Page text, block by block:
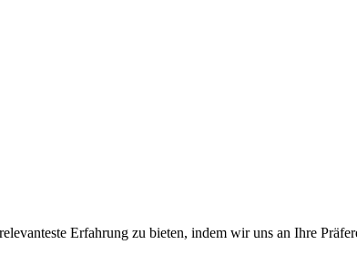
Erfahrung zu bieten, indem wir uns an Ihre